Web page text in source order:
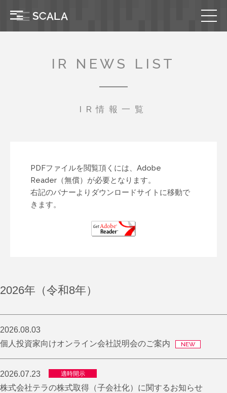
IR NEWS LIST
IR情報一覧
PDFファイルを閲覧頂くには、Adobe
Reader（無償）が必要となります。
右記のバナーよりダウンロードサイトに移動で
きます。
2026年（令和8年）
2026.08.03
個人投資家向けオンライン会社説明会のご案内
NEW
2026.07.23 適時開示
株式会社テラの株式取得（⼦会社化）に関するお知らせ